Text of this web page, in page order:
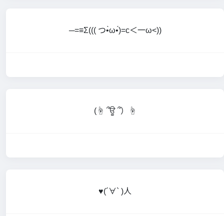
─=≡Σ((( つ•̀ω•́)=c＜一ω<))
(☝ ՞ਊ ՞）☝
♥(´∀` )人